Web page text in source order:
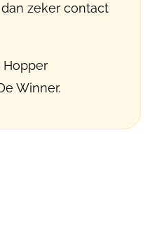
zeker contact
Hopper
Winner.